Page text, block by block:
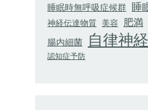
睡眠時無呼吸症候群 睡
神経伝達物質 美容 肥満
腸内細菌 自律神
認知症予防